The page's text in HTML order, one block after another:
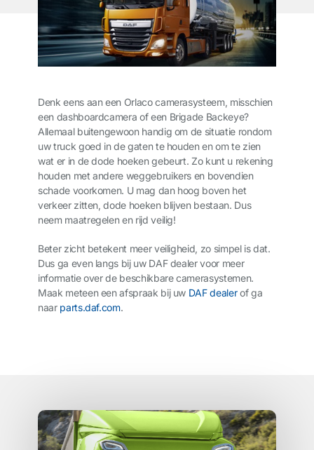
Denk eens aan een Orlaco camerasysteem, misschien
een dashboardcamera of een Brigade Backeye?
Allemaal buitengewoon handig om de situatie rondom
uw truck goed in de gaten te houden en om te zien
wat er in de dode hoeken gebeurt. Zo kunt u rekening
houden met andere weggebruikers en bovendien
schade voorkomen. U mag dan hoog boven het
verkeer zitten, dode hoeken blijven bestaan. Dus
neem maatregelen en rijd veilig!
Beter zicht betekent meer veiligheid, zo simpel is dat.
Dus ga even langs bij uw DAF dealer voor meer
informatie over de beschikbare camerasystemen.
Maak meteen een afspraak bij uw DAF dealerof ga
naar parts.daf.com.